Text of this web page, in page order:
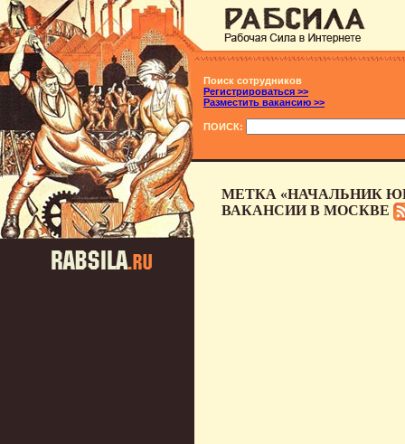
Поиск сотрудников
Регистрироваться >>
Разместить вакансию >>
ПОИСК:
МЕТКА «НАЧАЛЬНИК
ВАКАНСИИ В МОСКВЕ